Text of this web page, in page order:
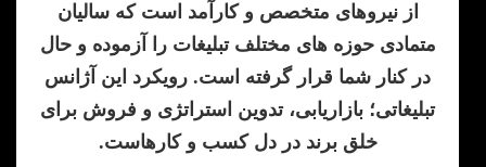
از نیروهای متخصص و کارآمد است که سالیان
متمادی حوزه­ های مختلف تبلیغات را آزموده و حال
در کنار شما قرار گرفته است. رویکرد این آژانس
تبلیغاتی؛ بازاریابی، تدوین استراتژی و فروش برای
خلق برند در دل کسب و کارهاست.